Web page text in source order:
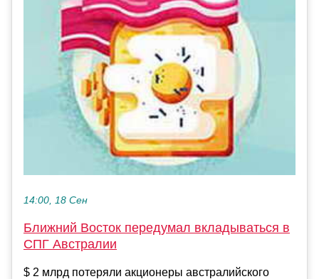
14:00, 18 Сен
Ближний Восток передумал вкладываться в
СПГ Австралии
$ 2 млрд потеряли акционеры австралийского